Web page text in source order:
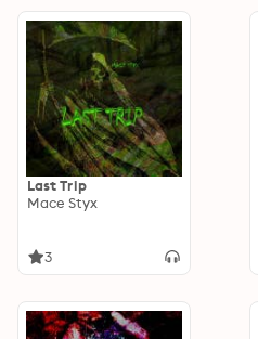
Last Trip
Mace Styx
3